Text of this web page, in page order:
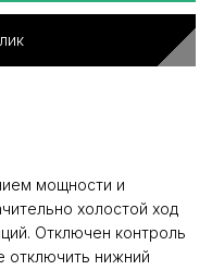
мощности и
холостой ход
Отключен контроль
отключить нижний